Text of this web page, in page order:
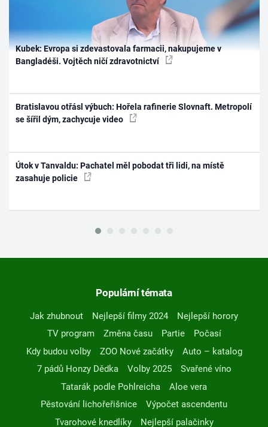
Kubek: Evropa si zdevastovala farmacii, nakupujeme v
Bangladéši. Vojtěch ničí zdravotnictví
Bratislavou otřásl výbuch: Hořela rafinerie Slovnaft. Metropolí
se šířil dým, zachycuje video
Útok v Tanvaldu: Pachatel měl pobodat tři lidi, na místě
zasahuje policie
Populární témata
Jak zhubnout Nejlepší filmy 2024
Nejlepší horory
TV program
Změna času Partie
Počasí
Kdy budou volby
ZOO Nové začátky
Auto – katalog
7 pádů Honzy Dědka
Volby 2025
Svařené víno
Tatarák podle Pohlreicha
Aloe vera
Pěstování lichořeřišnice
Výpočet ascendentu
Tvarohové knedlíky
Nejlepší palačinky